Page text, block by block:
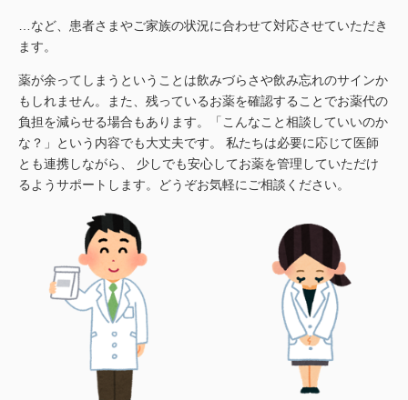
…など、患者さまやご家族の状況に合わせて対応させていただき
ます。
薬が余ってしまうということは飲みづらさや飲み忘れのサインか
もしれません。また、残っているお薬を確認することでお薬代の
負担を減らせる場合もあります。「こんなこと相談していいのか
な？」という内容でも大丈夫です。 私たちは必要に応じて医師
とも連携しながら、 少しでも安心してお薬を管理していただけ
るようサポートします。どうぞお気軽にご相談ください。